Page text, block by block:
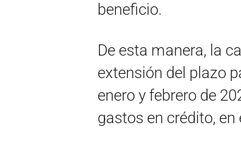
beneficio.
De esta manera, la
extensión del plazo
enero y febrero de
gastos en crédito,